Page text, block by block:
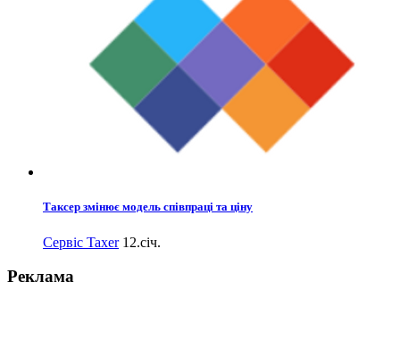
Таксер змінює модель співпраці та ціну
Сервіс Taxer 12.січ.
Реклама